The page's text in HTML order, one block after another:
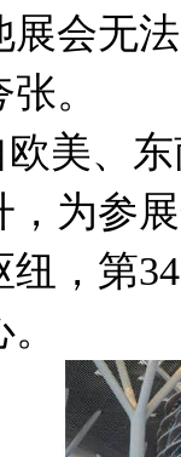
展会无
。
、东
为参
，第